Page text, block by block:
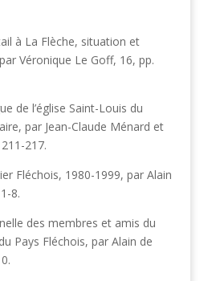
à La Flèche, situation et
Véronique Le Goff, 16, pp.
de l’église Saint-Louis du
par Jean-Claude Ménard et
217.
Fléchois, 1980-1999, par Alain
8.
des membres et amis du
Pays Fléchois, par Alain de